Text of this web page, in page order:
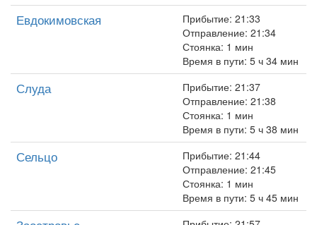
Евдокимовская
Прибытие: 21:33
Отправление: 21:34
Стоянка: 1 мин
Время в пути: 5 ч 34 мин
Слуда
Прибытие: 21:37
Отправление: 21:38
Стоянка: 1 мин
Время в пути: 5 ч 38 мин
Сельцо
Прибытие: 21:44
Отправление: 21:45
Стоянка: 1 мин
Время в пути: 5 ч 45 мин